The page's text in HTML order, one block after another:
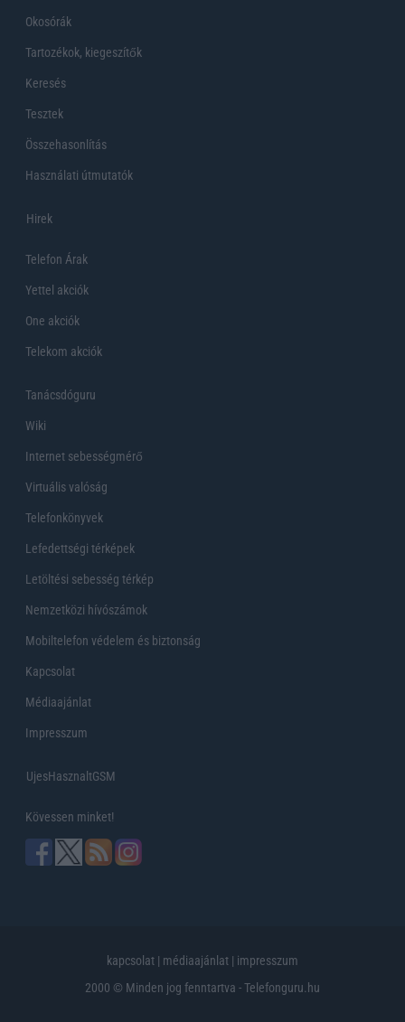
Okosórák
Tartozékok, kiegeszítők
Keresés
Tesztek
Összehasonlítás
Használati útmutatók
Hirek
Telefon Árak
Yettel akciók
One akciók
Telekom akciók
Tanácsdóguru
Wiki
Internet sebességmérő
Virtuális valóság
Telefonkönyvek
Lefedettségi térképek
Letöltési sebesség térkép
Nemzetközi hívószámok
Mobiltelefon védelem és biztonság
Kapcsolat
Médiaajánlat
Impresszum
UjesHasznaltGSM
Kövessen minket!
kapcsolat | médiaajánlat | impresszum
2000 © Minden jog fenntartva - Telefonguru.hu